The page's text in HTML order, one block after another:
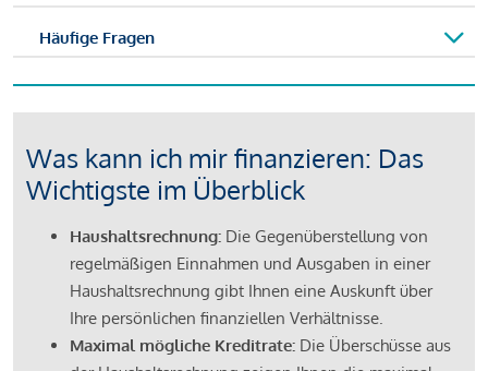
Häufige Fragen
Was kann ich mir finanzieren: Das
Wichtigste im Überblick
Haushaltsrechnung: Die Gegenüberstellung von
regelmäßigen Einnahmen und Ausgaben in einer
Haushaltsrechnung gibt Ihnen eine Auskunft über
Ihre persönlichen finanziellen Verhältnisse.
Maximal mögliche Kreditrate: Die Überschüsse aus